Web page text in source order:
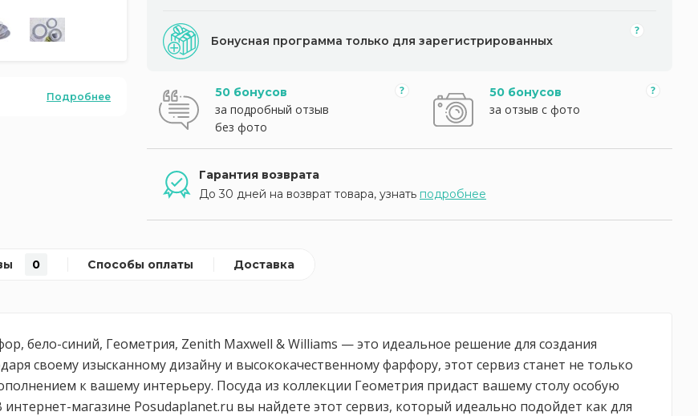
Подробнее
Бонусная программа только для зарегистрированных
50 бонусов
за подробный отзыв
без фото
50 бонусов
за отзыв с фото
Гарантия возврата
До 30 дней на возврат товара, узнать подробнее
0 Способы оплаты Доставка
бело-синий, Геометрия, Zenith Maxwell & Williams — это идеальное решение для создания
своему изысканному дизайну и высококачественному фарфору, этот сервиз станет не только
к вашему интерьеру. Посуда из коллекции Геометрия придаст вашему столу особую
магазине Posudaplanet.ru вы найдете этот сервиз, который идеально подойдет как для